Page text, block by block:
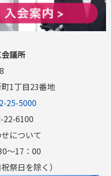
議所
1丁目23番地
25-5000
22-6100
について
～17：00
日を除く）